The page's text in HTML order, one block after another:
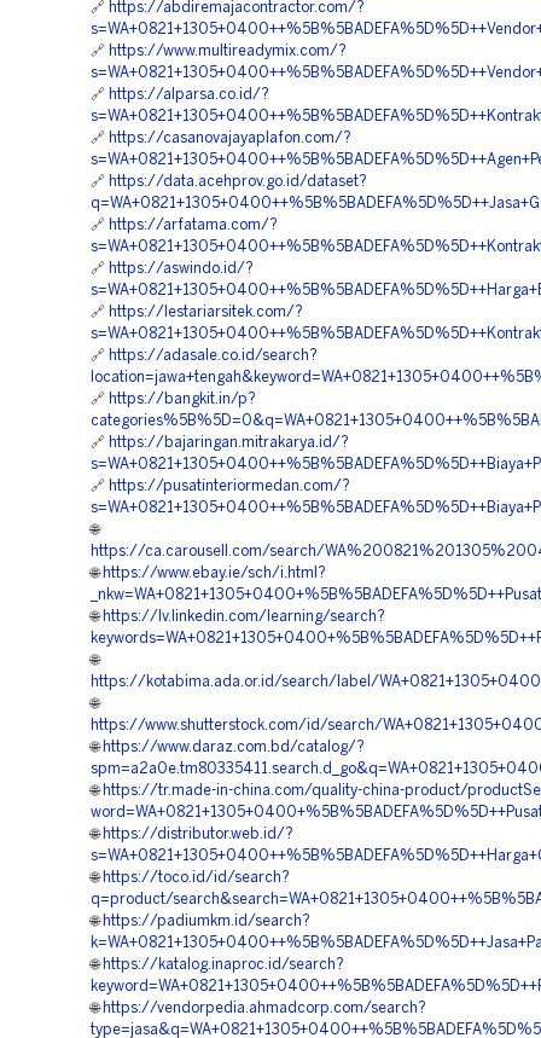
🔗 https://abdiremajacontractor.com/?
🔗 https://www.multireadymix.com/?
🔗 https://alparsa.co.id/?
🔗 https://casanovajayaplafon.com/?
🔗 https://data.acehprov.go.id/dataset?
🔗 https://arfatama.com/?
🔗 https://aswindo.id/?
🔗 https://lestariarsitek.com/?
🔗 https://adasale.co.id/search?
🔗 https://bangkit.in/p?
🔗 https://bajaringan.mitrakarya.id/?
🔗 https://pusatinteriormedan.com/?
🌐
https://ca.carousell.com/search/
🌐 https://www.ebay.ie/sch/i.html?
🌐 https://lv.linkedin.com/learning/search?
🌐
https://kotabima.ada.or.id/search/label/
🌐
https://www.shutterstock.com/id/search/
🌐 https://www.daraz.com.bd/catalog/?
🌐 https://tr.made-in-china.com/quality-china-product/
🌐 https://distributor.web.id/?
🌐 https://toco.id/id/search?
q=product/
🌐 https://padiumkm.id/search?
🌐 https://katalog.inaproc.id/search?
🌐 https://vendorpedia.ahmadcorp.com/search?